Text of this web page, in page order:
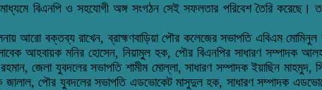
বিএনপি ও সহযোগী অঙ্গ সংগঠন সেই সফলতার পরিবেশ তৈরি করেছে।
আরো বক্তব্য রাখেন, ব্রাহ্মণবাড়িয়া পৌর কলেজের সভাপতি এবিএম
আহবায়ক মনির হোসেন, নিয়ামুল হক, পৌর বিএনপির সাধারণ সম্পাদক
জেলা যুবদলের সভাপতি শামীম মোল্লা, সাধারণ সম্পাদক ইয়াছিন মাহমুদ,
পৌর যুবদলের সভাপতি এডভোকেট মাসুদুল হক, সাধারণ সম্পাদক